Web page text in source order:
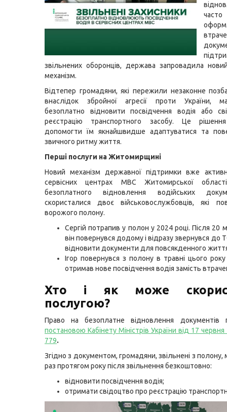
звільнених оборонців, держава запровадила
механізм.
Відтепер громадяни, які пережили незаконне
внаслідок збройної агресії проти України,
безоплатно відновити посвідчення водія або
реєстрацію транспортного засобу. Це
допомогти їм якнайшвидше адаптуватися та
звичного ритму життя.
Перші послуги на Житомирщині
Новий механізм державної підтримки вже
сервісних центрах МВС Житомирської
безоплатного відновлення водійських
скористалися двоє військовослужбовців, які
ворожого полону.
Сергій потрапив у полон у 2024 році. Після 20
він повернувся додому і відразу звернувся
відновити документи для повсякденного
Ігор повернувся з полону в травні цього
отримав нове посвідчення водія замість
Хто і як може
послугою?
Право на безоплатне відновлення документів
постановою Кабінету Міністрів України від 17
779.
Згідно з документом, громадяни, звільнені з
раз протягом року після звільнення безкоштовно:
відновити посвідчення водія;
отримати свідоцтво про реєстрацію